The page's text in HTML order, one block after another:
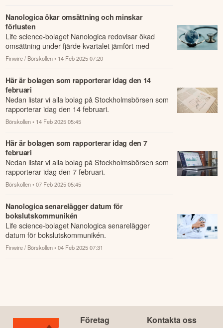
Nanologica ökar omsättning och minskar
förlusten
Life science-bolaget Nanologica redovisar ökad
omsättning under fjärde kvartalet jämfört med
samma period året innan.
Finwire / Börskollen • 14 Feb 2025 07:20
Här är bolagen som rapporterar idag den 14
februari
Nedan listar vi alla bolag på Stockholmsbörsen som
rapporterar idag den 14 februari.
Börskollen • 14 Feb 2025 05:45
Här är bolagen som rapporterar idag den 7
februari
Nedan listar vi alla bolag på Stockholmsbörsen som
rapporterar idag den 7 februari.
Börskollen • 07 Feb 2025 05:45
Nanologica senarelägger datum för
bokslutskommunikén
Life science-bolaget Nanologica senarelägger
datum för bokslutskommunikén.
Finwire / Börskollen • 04 Feb 2025 07:31
Företag Kontakta oss